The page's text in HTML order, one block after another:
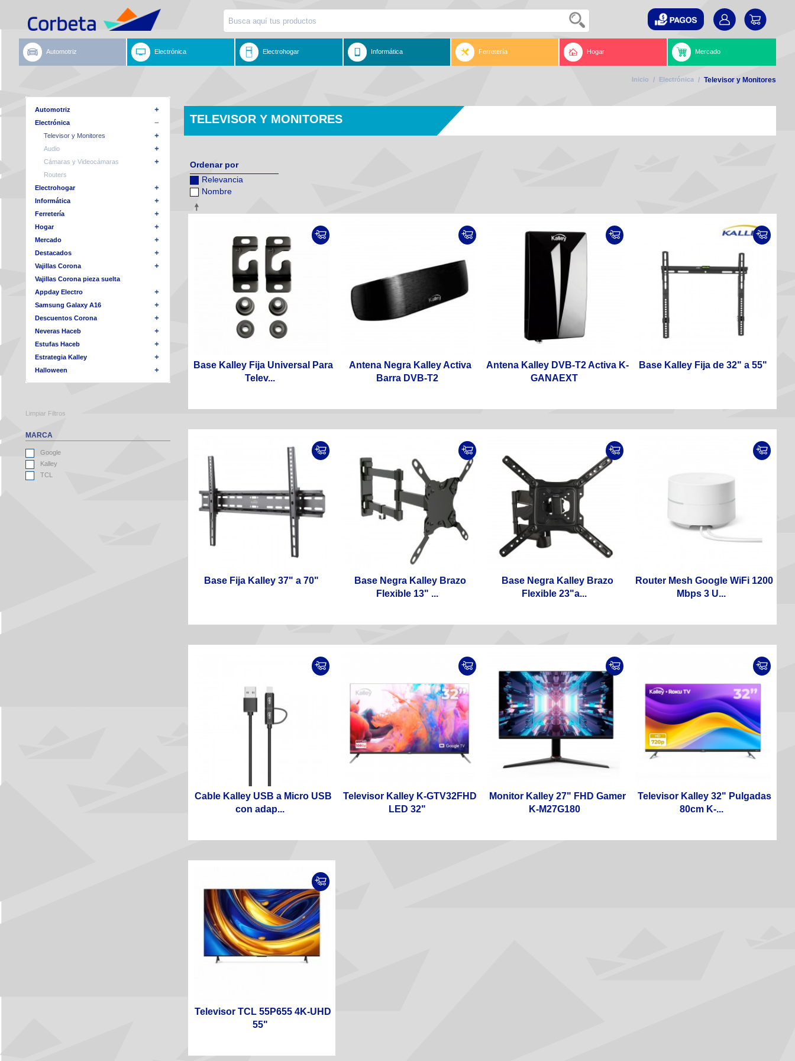
Automotriz Electrónica Electrohogar Informática Ferretería Hogar Mercado
Inicio / Electrónica / Televisor y Monitores
Automotriz
Electrónica
Televisor y Monitores
Audio
Cámaras y Videocámaras
Routers
Electrohogar
Informática
Ferretería
Hogar
Mercado
Destacados
Vajillas Corona
Vajillas Corona pieza suelta
Appday Electro
Samsung Galaxy A16
Descuentos Corona
Neveras Haceb
Estufas Haceb
Estrategia Kalley
Halloween
TELEVISOR Y MONITORES
Ordenar por
Relevancia
Nombre
Base Kalley Fija Universal Para
Telev...
Antena Negra Kalley Activa
Barra DVB-T2
Antena Kalley DVB-T2 Activa K-
GANAEXT
Base Kalley Fija de 32" a 55"
Base Fija Kalley 37" a 70"
Base Negra Kalley Brazo
Flexible 13" ...
Base Negra Kalley Brazo
Flexible 23"a...
Router Mesh Google WiFi 1200
Mbps 3 U...
Cable Kalley USB a Micro USB
con adap...
Televisor Kalley K-GTV32FHD
LED 32"
Monitor Kalley 27" FHD Gamer
K-M27G180
Televisor Kalley 32" Pulgadas
80cm K-...
Televisor TCL 55P655 4K-UHD
55"
Limpiar Filtros
MARCA
Google
Kalley
TCL